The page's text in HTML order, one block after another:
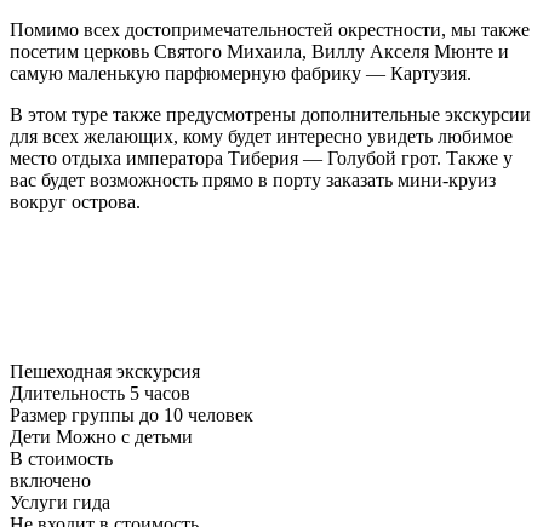
Помимо всех достопримечательностей окрестности, мы также
посетим церковь Святого Михаила, Виллу Акселя Мюнте и
самую маленькую парфюмерную фабрику — Картузия.
В этом туре также предусмотрены дополнительные экскурсии
для всех желающих, кому будет интересно увидеть любимое
место отдыха императора Тиберия — Голубой грот. Также у
вас будет возможность прямо в порту заказать мини-круиз
вокруг острова.
Пешеходная экскурсия
Длительность 5 часов
Размер группы до 10 человек
Дети Можно с детьми
В стоимость
включено
Услуги гида